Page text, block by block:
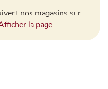
nos magasins sur
la pageFacebook